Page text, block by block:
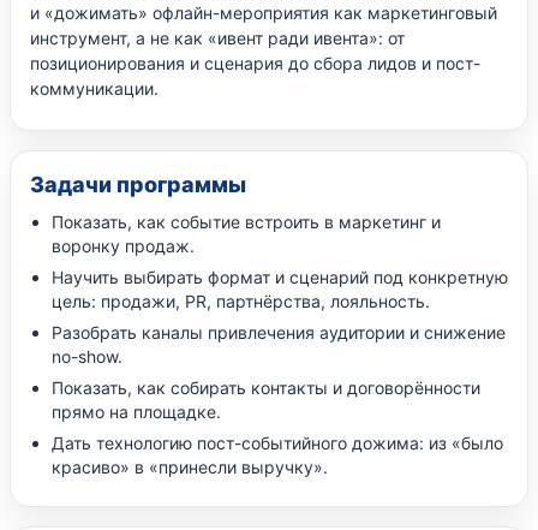
и «дожимать» офлайн-мероприятия как маркетинговый
инструмент, а не как «ивент ради ивента»: от
позиционирования и сценария до сбора лидов и пост-
коммуникации.
Задачи программы
Показать, как событие встроить в маркетинг и
воронку продаж.
Научить выбирать формат и сценарий под конкретную
цель: продажи, PR, партнёрства, лояльность.
Разобрать каналы привлечения аудитории и снижение
no-show.
Показать, как собирать контакты и договорённости
прямо на площадке.
Дать технологию пост-событийного дожима: из «было
красиво» в «принесли выручку».